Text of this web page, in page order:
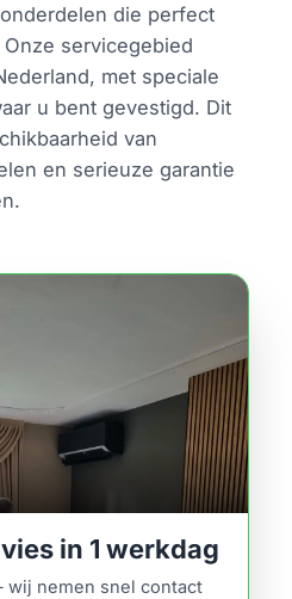
die perfect
servicegebied
met speciale
u bent gevestigd. Dit
van
en serieuze garantie
in 1 werkdag
nemen snel contact